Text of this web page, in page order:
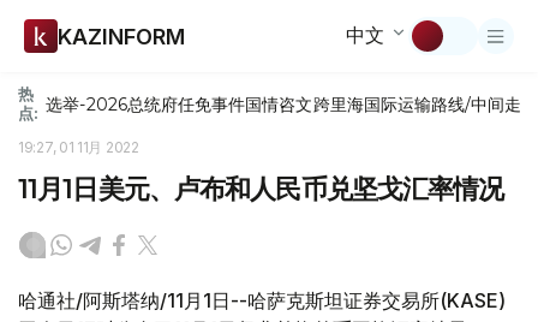
KAZINFORM 中文
热
点: 选举-2026总统府任免事件国情咨文跨里海国际运输路线/中间走廊
19:27, 01 11月 2022
11月1日美元、卢布和人民币兑坚戈汇率情况
哈通社/阿斯塔纳/11月1日--哈萨克斯坦证券交易所(KASE)